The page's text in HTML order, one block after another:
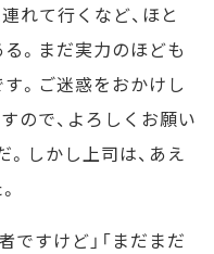
れて行くなど、ほと
。まだ実力のほども
。ご迷惑をおかけし
ので、よろしくお願い
。しかし上司は、あえ
ですけど」「まだまだ